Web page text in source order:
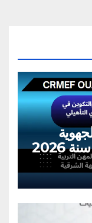
2026